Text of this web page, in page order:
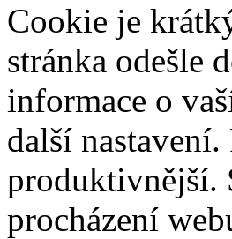
Cookie je
stránka odešle
informace o
další
produktivnější.
procházení